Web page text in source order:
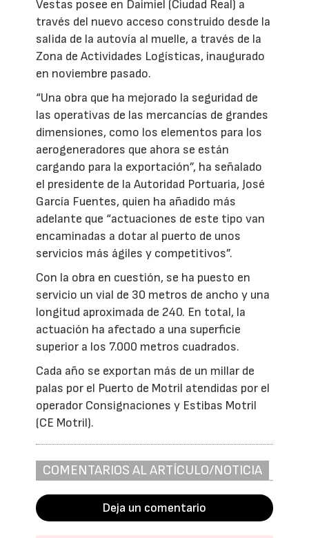
Vestas posee en Daimiel (Ciudad Real) a
través del nuevo acceso construido desde la
salida de la autovía al muelle, a través de la
Zona de Actividades Logísticas, inaugurado
en noviembre pasado.
“Una obra que ha mejorado la seguridad de
las operativas de las mercancías de grandes
dimensiones, como los elementos para los
aerogeneradores que ahora se están
cargando para la exportación”, ha señalado
el presidente de la Autoridad Portuaria, José
García Fuentes, quien ha añadido más
adelante que “actuaciones de este tipo van
encaminadas a dotar al puerto de unos
servicios más ágiles y competitivos”.
Con la obra en cuestión, se ha puesto en
servicio un vial de 30 metros de ancho y una
longitud aproximada de 240. En total, la
actuación ha afectado a una superficie
superior a los 7.000 metros cuadrados.
Cada año se exportan más de un millar de
palas por el Puerto de Motril atendidas por el
operador Consignaciones y Estibas Motril
(CE Motril).
COMENTARIOS AL ARTÍCULO/NOTICIA
Deja un comentario